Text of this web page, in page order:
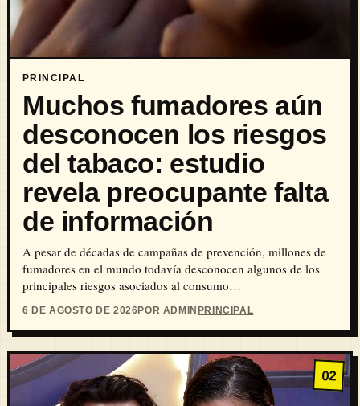
PRINCIPAL
Muchos fumadores aún
desconocen los riesgos
del tabaco: estudio
revela preocupante falta
de información
A pesar de décadas de campañas de prevención, millones de
fumadores en el mundo todavía desconocen algunos de los
principales riesgos asociados al consumo…
6 DE AGOSTO DE 2026POR ADMINPRINCIPAL
02